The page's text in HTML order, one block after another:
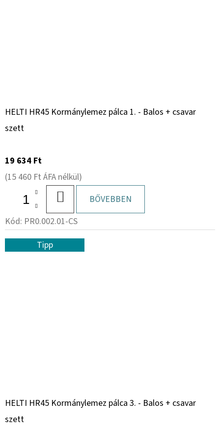
HELTI HR45 Kormánylemez pálca 1. - Balos + csavar
szett
19 634 Ft
(15 460 Ft ÁFA nélkül)
KOSÁRBABŐVEBBEN
Kód: PR0.002.01-CS
Tipp
HELTI HR45 Kormánylemez pálca 3. - Balos + csavar
szett